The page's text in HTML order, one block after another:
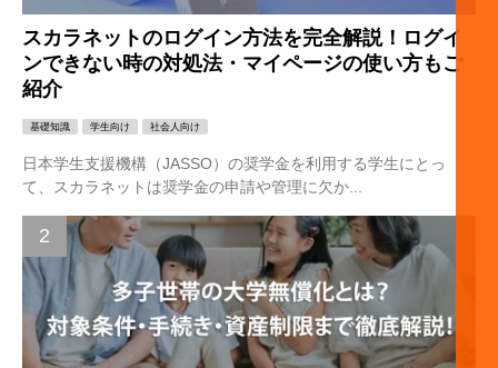
スカラネットのログイン方法を完全解説！ログイ
ンできない時の対処法・マイページの使い方もご
紹介
基礎知識 学生向け 社会人向け
日本学生支援機構（JASSO）の奨学金を利用する学生にとっ
て、スカラネットは奨学金の申請や管理に欠か...